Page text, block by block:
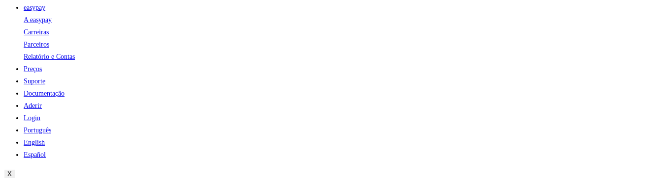
easypay
A easypay
Carreiras
Parceiros
Relatório e Contas
Preços
Suporte
Documentação
Aderir
Login
Português
English
Español
X